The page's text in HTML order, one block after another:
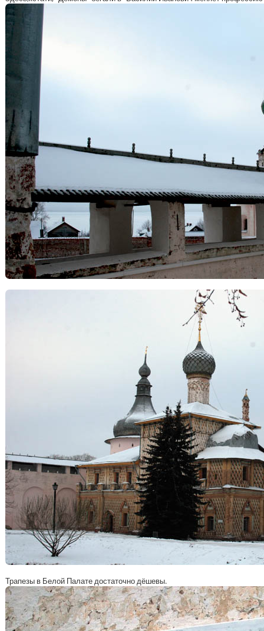
Трапезы в Белой Палате достаточно дёшевы.